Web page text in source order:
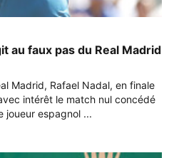
au faux pas du Real Madrid
Madrid, Rafael Nadal, en finale
intérêt le match nul concédé
joueur espagnol ...